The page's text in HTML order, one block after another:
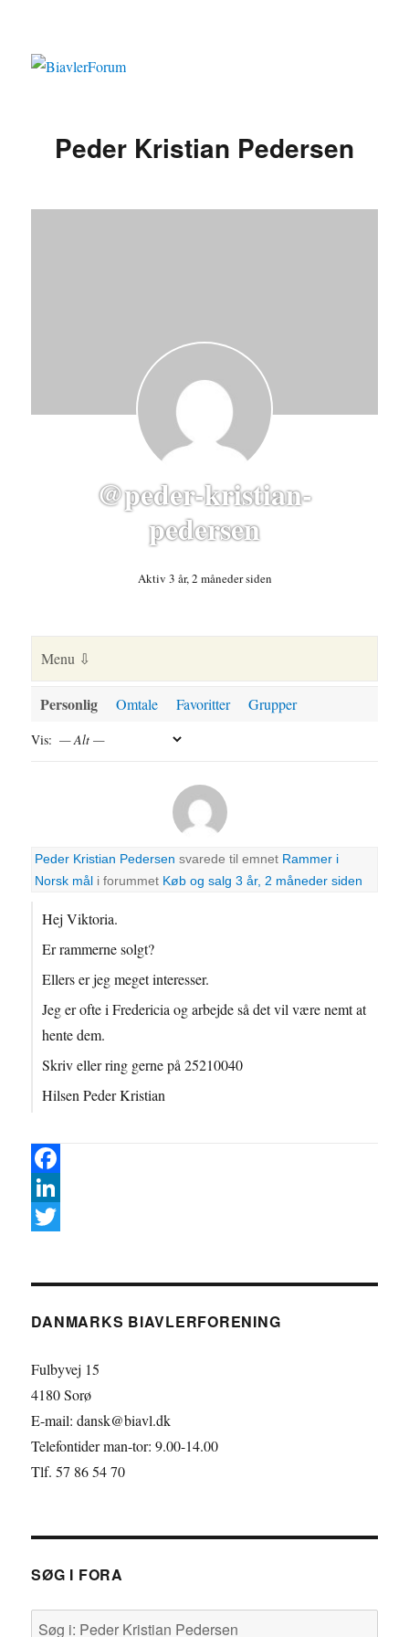
Peder Kristian Pedersen
@peder-kristian-
pedersen
Aktiv 3 år, 2 måneder siden
Personlig Omtale Favoritter Grupper
Vis:
Peder Kristian Pedersen svarede til emnet Rammer i
Norsk mål i forummet Køb og salg 3 år, 2 måneder siden
Hej Viktoria.
Er rammerne solgt?
Ellers er jeg meget interesser.
Jeg er ofte i Fredericia og arbejde så det vil være nemt at
hente dem.
Skriv eller ring gerne på 25210040
Hilsen Peder Kristian
F
a
o
o
k
L
e
d
I
n
t
t
e
r
DANMARKS BIAVLERFORENING
Fulbyvej 15
4180 Sorø
E-mail: dansk@biavl.dk
Telefontider man-tor: 9.00-14.00
Tlf. 57 86 54 70
SØG I FORA